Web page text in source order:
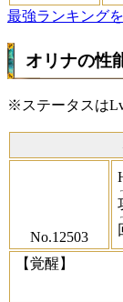
最強ランキング
オリナの性
※ステータスは
No.12503
【覚醒】